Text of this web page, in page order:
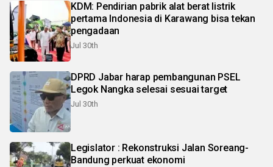
KDM: Pendirian pabrik alat berat listrik
pertama Indonesia di Karawang bisa tekan
pengadaan
Jul 30th
DPRD Jabar harap pembangunan PSEL
Legok Nangka selesai sesuai target
Jul 30th
Legislator : Rekonstruksi Jalan Soreang-
Bandung perkuat ekonomi